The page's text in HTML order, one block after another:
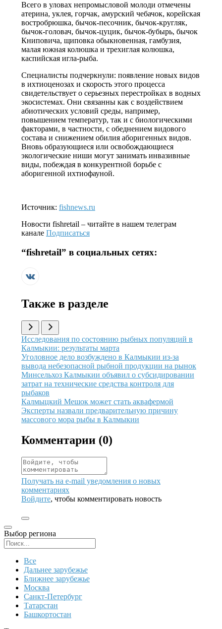
Всего в уловах непромысловой молоди отмечены
атерина, уклея, горчак, амурский чебачок, корейская
востробрюшка, бычок-песочник, бычок-кругляк,
бычок-головач, бычок-цуцик, бычок-бубырь, бычок
Книповича, щиповка обыкновенная, гамбузия,
малая южная колюшка и трехиглая колюшка,
каспийская игла-рыба.
Специалисты подчеркнули: появление новых видов
в ихтиоценозах и скорость этого процесса
свидетельствует о серьезных перестройках в водных
экосистемах. Они связанны как с воздействием
абиотических условий среды, например,
повышением температур, так и с биологическими
факторами, в частности, с обеднением видового
состава и снижением обилия аборигенных видов.
Вновь образующиеся или освобождающиеся
экологические ниши могут занимать инвазивные
виды, побеждая в конкурентной борьбе с
аборигенной ихтиофауной.
Источник: fishnews.ru
Новости fishretail – читайте в нашем телеграм
канале Подписаться
“fishretail” в социальных сетях:
Также в разделе
Иллюстрация новости
Исследования по состоянию рыбных популяций в
Калмыкии: результаты марта
Иллюстрация новости
Уголовное дело возбуждено в Калмыкии из-за
вывода небезопасной рыбной продукции на рынок
Иллюстрация новости
Минсельхоз Калмыкии объявил о субсидировании
затрат на технические средства контроля для
рыбаков
Иллюстрация новости
Калмыцкий Мешок может стать аквафермой
Иллюстрация новости
Эксперты назвали предварительную причину
массового мора рыбы в Калмыкии
Комментарии (0)
Получать на e‑mail уведомления о новых
комментариях
Войдите, чтобы комментировать новость
Выбор региона
Все
Дальнее зарубежье
Ближнее зарубежье
Москва
Санкт-Петербург
Татарстан
Башкортостан